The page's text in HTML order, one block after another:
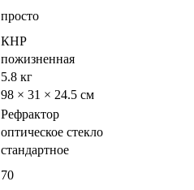
просто
КНР
пожизненная
5.8 кг
98 × 31 × 24.5 см
Рефрактор
оптическое стекло
стандартное
70